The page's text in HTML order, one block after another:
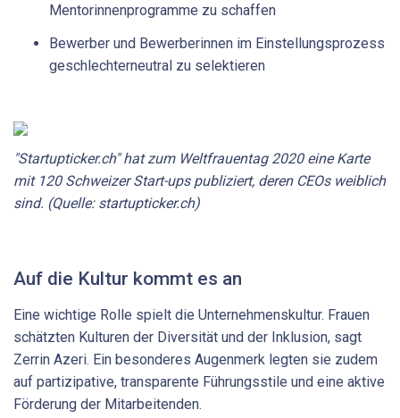
Mentorinnenprogramme zu schaffen
Bewerber und Bewerberinnen im Einstellungsprozess
geschlechterneutral zu selektieren
"Startupticker.ch" hat zum Weltfrauentag 2020 eine Karte
mit 120 Schweizer Start-ups publiziert, deren CEOs weiblich
sind. (Quelle: startupticker.ch)
Auf die Kultur kommt es an
Eine wichtige Rolle spielt die Unternehmenskultur. Frauen
schätzten Kulturen der Diversität und der Inklusion, sagt
Zerrin Azeri. Ein besonderes Augenmerk legten sie zudem
auf partizipative, transparente Führungsstile und eine aktive
Förderung der Mitarbeitenden.